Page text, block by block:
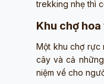
trekking nhẹ thì
Khu chợ
Một khu chợ rực
cây và cả
niệm về cho